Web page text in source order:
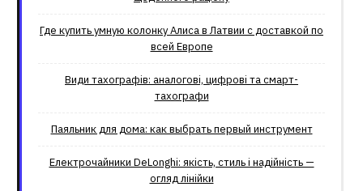
Где купить умную колонку Алиса в Латвии с доставкой по
всей Европе
Види тахографів: аналогові, цифрові та смарт-
тахографи
Паяльник для дома: как выбрать первый инструмент
Електрочайники DeLonghi: якість, стиль і надійність —
огляд лінійки